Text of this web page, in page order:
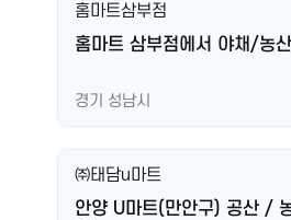
홈마트삼부점
홈마트 삼부점에서 야채/농
경기 성남시
㈜태담u마트
안양 U마트(만안구) 공산 /